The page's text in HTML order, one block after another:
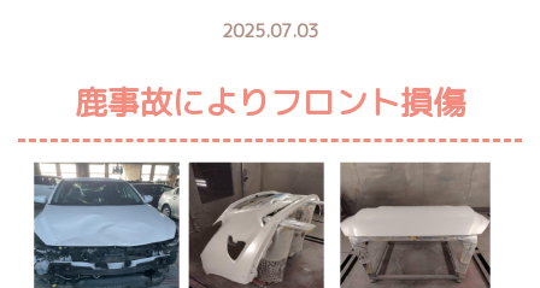
2025.07.03
鹿事故によりフロント損傷